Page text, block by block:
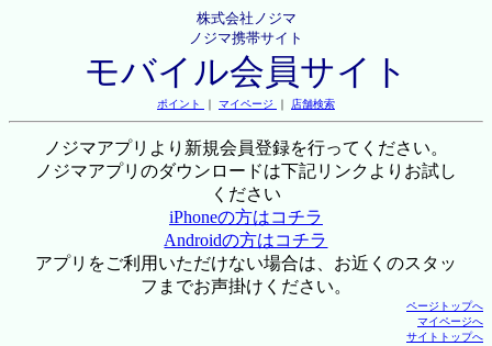
株式会社ノジマ
ノジマ携帯サイト
モバイル会員サイト
ポイント ｜ マイページ ｜ 店舗検索
ノジマアプリより新規会員登録を行ってください。
ノジマアプリのダウンロードは下記リンクよりお試し
ください
iPhoneの方はコチラ
Androidの方はコチラ
アプリをご利用いただけない場合は、お近くのスタッ
フまでお声掛けください。
ページトップへ
マイページへ
サイトトップへ